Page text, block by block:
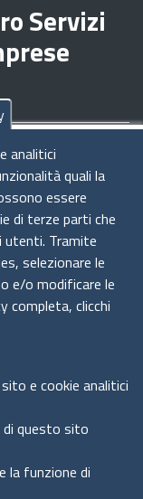
Servizi
analitici
quali la
essere
di terze parti che
utenti. Tramite
selezionare le
e/o modificare le
completa, clicchi
e cookie analitici
di questo sito
la funzione di